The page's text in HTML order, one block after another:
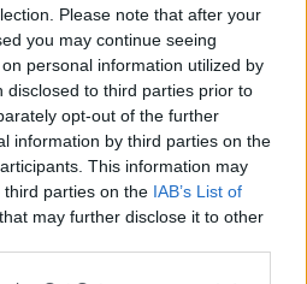
Please note that after your
you may continue seeing
personal information utilized by
disclosed to third parties prior to
opt-out of the further
information by third parties on the
This information may
parties on the IAB’s List of
that may further disclose it to other